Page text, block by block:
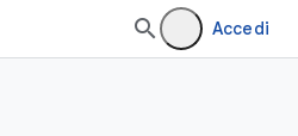
Accedi